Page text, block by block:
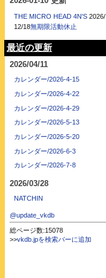
THE MICRO HEAD 4N'S 2026/
12/18無期限活動休止
最近の更新
2026/04/11
カレンダー/2026-4-15
カレンダー/2026-4-22
カレンダー/2026-4-29
カレンダー/2026-5-13
カレンダー/2026-5-20
カレンダー/2026-6-3
カレンダー/2026-7-8
2026/03/28
NATCHIN
@update_vkdb
総ページ数:15078
>>vkdb.jpを検索バーに追加